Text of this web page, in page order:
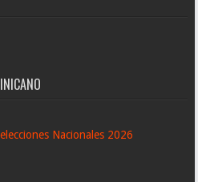
Nacionales 2026